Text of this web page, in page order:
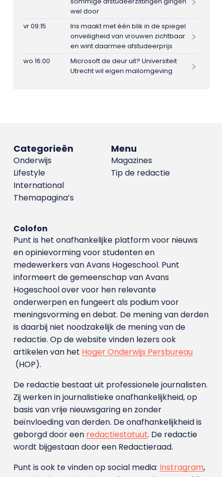
wel door
vr 09:15
Iris maakt met één blik in de spiegel
onveiligheid van vrouwen zichtbaar
en wint daarmee afstudeerprijs
wo 16:00
Microsoft de deur uit? Universiteit
Utrecht wil eigen mailomgeving
Menu
Magazines
Tip de redactie
Categorieën
Onderwijs
Lifestyle
International
Themapagina’s
Colofon
Punt is het onafhankelijke platform voor nieuws
en opinievorming voor studenten en
medewerkers van Avans Hoge­school. Punt
informeert de gemeenschap van Avans
Hogeschool over voor hen relevante
onderwerpen en fungeert als podium voor
meningsvorming en debat. De mening van derden
is daarbij niet noodzakelijk de mening van de
redactie. Op de website vinden lezers ook
artikelen van het Hoger Onderwijs Persbureau
(HOP).
De redactie bestaat uit professionele journalisten.
Zij werken in journalistieke onafhankelijkheid, op
basis van vrije nieuwsgaring en zonder
beïnvloeding van derden. De onafhankelijkheid is
geborgd door een redactiestatuut. De redactie
wordt bijgestaan door een Redactieraad.
Punt is ook te vinden op social media: Instragram,